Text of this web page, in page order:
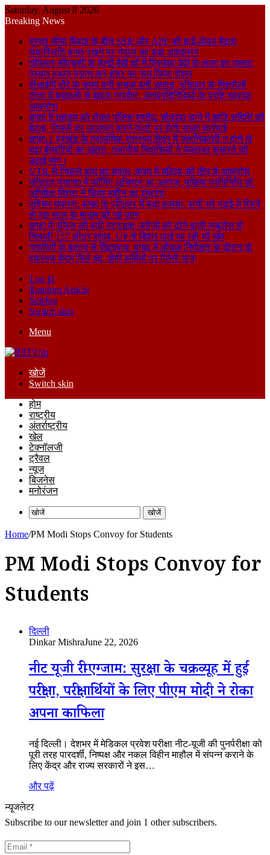
Saturday, August 8 2026
Breaking News
सुस्ता सीमा विवाद के बीच SSB और APF की हाई-लेवल बैठक,
यथास्थिति बनाए रखने पर नेपाल का बड़ा आश्वासन
पतिलार सीएचसी के हेल्दी बेबी शो में प्रियंका देवी के लाल का जलवा,
प्रथम स्थान प्राप्त कर क्षेत्र का नाम किया रोशन
वीआईपी दौरे के समय बनी सड़क बनी आफत, पतिलार के मिश्रौली
टोला में बदहाली से बेहाल ग्रामीण, जनप्रतिनिधियों के प्रति गहराया
आक्रोश
बगहा में चहलूम को लेकर पुलिस मुस्तैद: चौतरवा थाने में शांति समिति की
बैठक, नियमों का उल्लंघन करने वालों पर होगी सख्त कार्रवाई
बगहा-1 प्रखंड के प्राथमिक स्वास्थ्य केंद्र में जलनिकासी न होने से
बढ़ा बीमारियों का खतरा, स्थानीय निवासियों ने व्यवस्था सुधारने की
उठाई मांग।
VTR से निकले बाघ का हमला, बगहा में महिला की मौत से आक्रोश
पतिलार पंचायत में फॉगिंग अभियान का आगाज, मुखिया प्रतिनिधि डॉ.
अभिषेक मिश्रा ने किया मशीन का शुभारंभ
पश्चिम चंपारण: बगहा के पतिलार में बड़ा हादसा, पानी भरे गड्ढे में गिरने
से एक साल के मासूम की गई जान
बगहा में पुलिस की बड़ी स्ट्राइक: मरीजों को ढोने वाली एम्बुलेंस से
निकली 157 लीटर शराब, UP से बिहार लाई जा रही थी खेप
ग्रामीणों के इलाज से खिलवाड़: बगहा में औचक निरीक्षण के दौरान दो
स्वास्थ्य केंद्र मिले बंद, दोषी कर्मियों पर गिरेगी गाज
Log In
Random Article
Sidebar
Switch skin
Menu
खोजें
Switch skin
होम
राष्ट्रीय
अंतर्राष्ट्रीय
खेल
टेक्नॉलजी
ट्रैवल
न्यूज
बिजनेस
मनोरंजन
खोजें
Home/PM Modi Stops Convoy for Students
PM Modi Stops Convoy for
Students
दिल्ली
Dinkar MishraJune 22, 2026
नीट यूजी री-एग्जाम: सुरक्षा के चक्रव्यूह में हुई
परीक्षा, परीक्षार्थियों के लिए पीएम मोदी ने रोका
अपना काफिला
नई दिल्ली। देशभर में मेडिकल प्रवेश परीक्षा नीट-यूजी की पुनर्परीक्षा को
पूरी तरह पारदर्शी, निष्पक्ष और नकल विहीन माहौल में संपन्न कराने के
लिए केंद्र और राज्य सरकारों ने इस…
और पढ़ें
न्यूजलेटर
Subscribe to our newsletter and join 1 other subscribers.